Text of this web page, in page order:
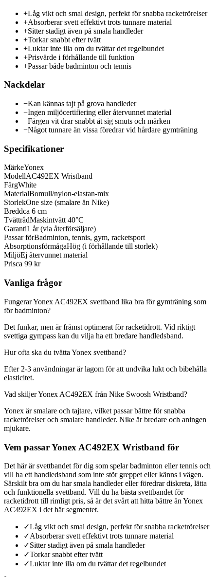
+Låg vikt och smal design, perfekt för snabba racketrörelser
+Absorberar svett effektivt trots tunnare material
+Sitter stadigt även på smala handleder
+Torkar snabbt efter tvätt
+Luktar inte illa om du tvättar det regelbundet
+Prisvärde i förhållande till funktion
+Passar både badminton och tennis
Nackdelar
−Kan kännas tajt på grova handleder
−Ingen miljöcertifiering eller återvunnet material
−Färgen vit drar snabbt åt sig smuts och märken
−Något tunnare än vissa föredrar vid hårdare gymträning
Specifikationer
MärkeYonex
ModellAC492EX Wristband
FärgWhite
MaterialBomull/nylon-elastan-mix
StorlekOne size (smalare än Nike)
Breddca 6 cm
TvättrådMaskintvätt 40°C
Garanti1 år (via återförsäljare)
Passar förBadminton, tennis, gym, racketsport
AbsorptionsförmågaHög (i förhållande till storlek)
MiljöEj återvunnet material
Prisca 99 kr
Vanliga frågor
Fungerar Yonex AC492EX svettband lika bra för gymträning som
för badminton?
Det funkar, men är främst optimerat för racketidrott. Vid riktigt
svettiga gympass kan du vilja ha ett bredare handledsband.
Hur ofta ska du tvätta Yonex svettband?
Efter 2-3 användningar är lagom för att undvika lukt och bibehålla
elasticitet.
Vad skiljer Yonex AC492EX från Nike Swoosh Wristband?
Yonex är smalare och tajtare, vilket passar bättre för snabba
racketrörelser och smalare handleder. Nike är bredare och aningen
mjukare.
Vem passar Yonex AC492EX Wristband för
Det här är svettbandet för dig som spelar badminton eller tennis och
vill ha ett handledsband som inte stör greppet eller känns i vägen.
Särskilt bra om du har smala handleder eller föredrar diskreta, lätta
och funktionella svettband. Vill du ha bästa svettbandet för
racketidrott till rimligt pris, så är det svårt att hitta bättre än Yonex
AC492EX i det här segmentet.
✓Låg vikt och smal design, perfekt för snabba racketrörelser
✓Absorberar svett effektivt trots tunnare material
✓Sitter stadigt även på smala handleder
✓Torkar snabbt efter tvätt
✓Luktar inte illa om du tvättar det regelbundet